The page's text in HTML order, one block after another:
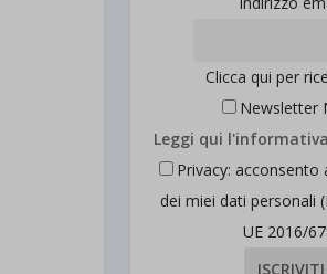
Clicca qui per
Newsletter
Leggi qui
Privacy:
dei miei dati personali
UE 2016/